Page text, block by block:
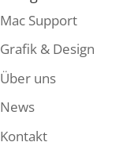
Mac Support
Grafik & Design
Über uns
News
Kontakt